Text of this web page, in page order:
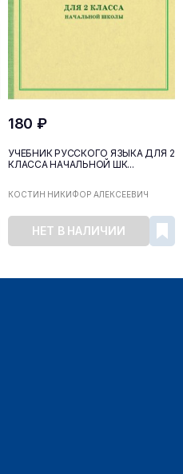
180 ₽
УЧЕБНИК РУССКОГО ЯЗЫКА ДЛЯ 2
КЛАССА НАЧАЛЬНОЙ ШК...
КОСТИН НИКИФОР АЛЕКСЕЕВИЧ
НЕТ В НАЛИЧИИ